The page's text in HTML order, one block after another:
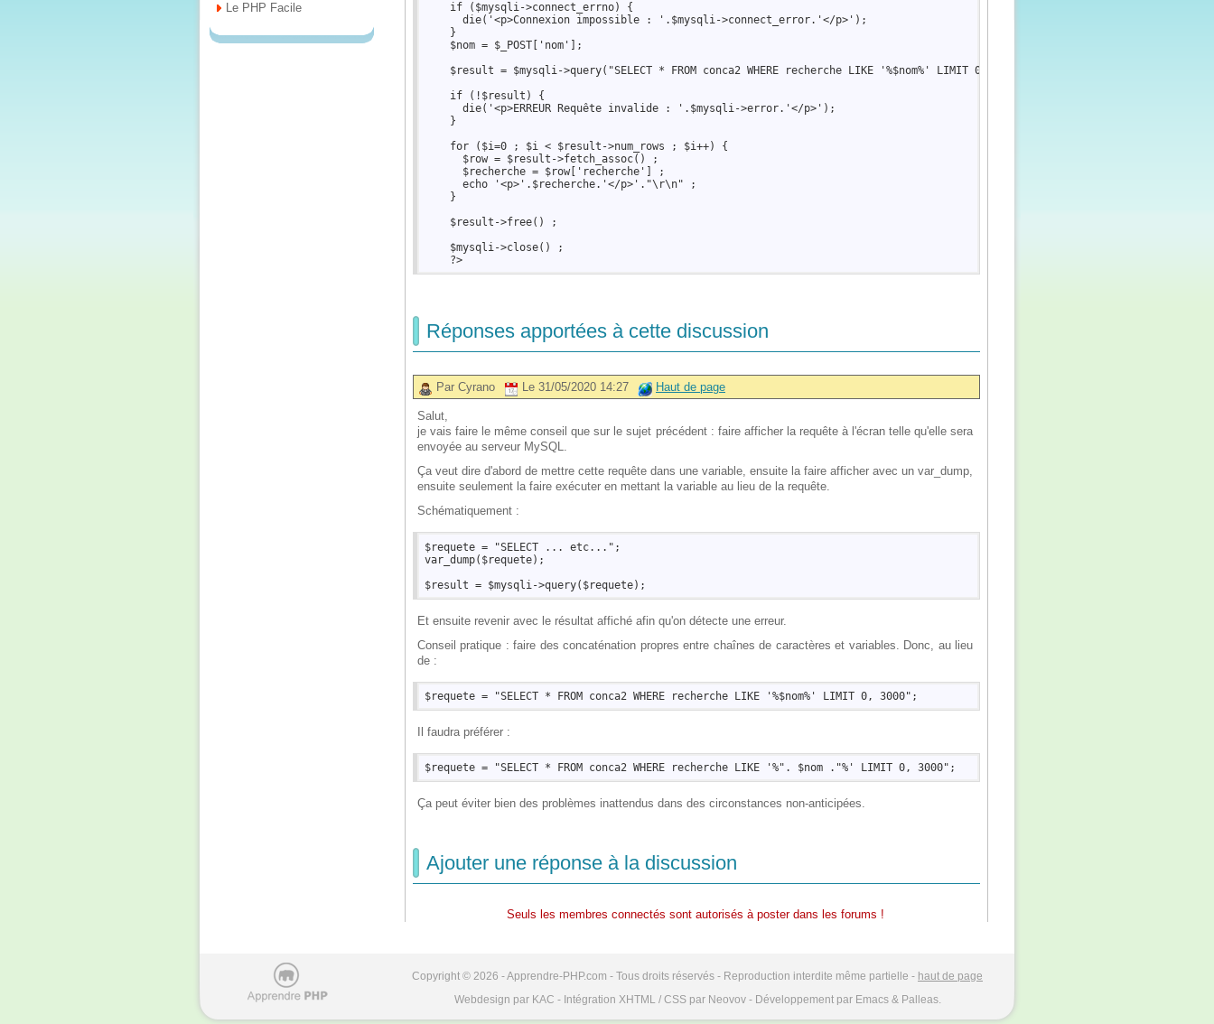
    if ($mysqli->connect_errno) {
      die('<p>Connexion impossible : '.$mysqli->connect_error.'</p>');
    }
    $nom = $_POST['nom'];
    $result = $mysqli->query("SELECT * FROM conca2 WHERE recherche LIKE '%$nom%' LIMIT 0, 3000") ;
    if (!$result) {
      die('<p>ERREUR Requête invalide : '.$mysqli->error.'</p>');
    }
    for ($i=0 ; $i < $result->num_rows ; $i++) {
      $row = $result->fetch_assoc() ;
      $recherche = $row['recherche'] ;
      echo '<p>'.$recherche.'</p>'."\r\n" ;
    }
    $result->free() ;
    $mysqli->close() ;
Réponses apportées à cette discussion
Par Cyrano Le 31/05/2020 14:27 Haut de page
Salut,
je vais faire le même conseil que sur le sujet précédent : faire afficher la requête à l'écran telle qu'elle sera
envoyée au serveur MySQL.
Ça veut dire d'abord de mettre cette requête dans une variable, ensuite la faire afficher avec un var_dump,
ensuite seulement la faire exécuter en mettant la variable au lieu de la requête.
Schématiquement :
$requete = "SELECT ... etc...";
var_dump($requete);
Et ensuite revenir avec le résultat affiché afin qu'on détecte une erreur.
Conseil pratique : faire des concaténation propres entre chaînes de caractères et variables. Donc, au lieu
de :
Il faudra préférer :
Ça peut éviter bien des problèmes inattendus dans des circonstances non-anticipées.
Ajouter une réponse à la discussion
Seuls les membres connectés sont autorisés à poster dans les forums !
Le PHP Facile
Copyright © 2026 - Apprendre-PHP.com - Tous droits réservés - Reproduction interdite même partielle - haut de page
Webdesign par KAC - Intégration XHTML / CSS par Neovov - Développement par Emacs & Palleas.